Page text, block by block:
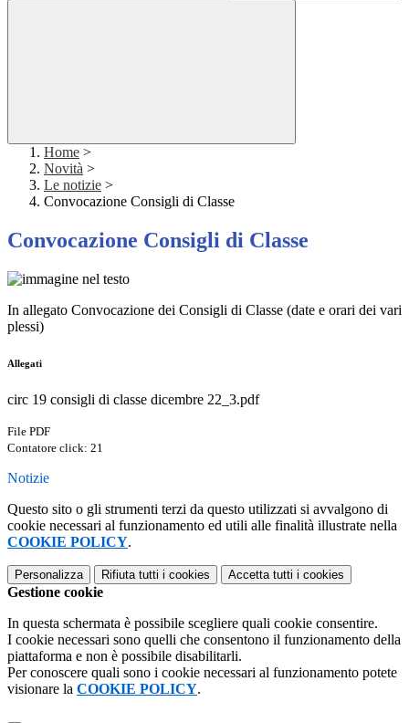
Home >
Novità >
Le notizie >
Convocazione Consigli di Classe
Convocazione Consigli di Classe
In allegato Convocazione dei Consigli di Classe (date e orari dei vari
plessi)
Allegati
circ 19 consigli di classe dicembre 22_3.pdf
File PDF
Contatore click: 21
Notizie
Questo sito o gli strumenti terzi da questo utilizzati si avvalgono di
cookie necessari al funzionamento ed utili alle finalità illustrate nella
COOKIE POLICY.
Personalizza Rifiuta tutti i cookies Accetta tutti i cookies
Gestione cookie
In questa schermata è possibile scegliere quali cookie consentire.
I cookie necessari sono quelli che consentono il funzionamento della
piattaforma e non è possibile disabilitarli.
Per conoscere quali sono i cookie necessari al funzionamento potete
visionare la COOKIE POLICY.